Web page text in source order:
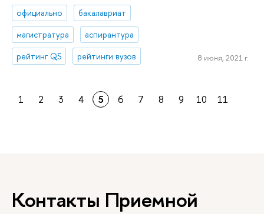
официально
бакалавриат
магистратура
аспирантура
рейтинг QS
рейтинги вузов 8 июня, 2021 г.
1 2 3 4 5 6 7 8 9 10 11
Контакты Приемной